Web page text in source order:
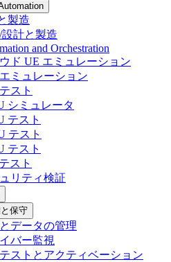
製造
設計と製造
and Orchestration
ド UE エミュレーション
ミュレーション
スト
シミュレータ
テスト
テスト
テスト
スト
リティ検証
保守
データの管理
バー監視
ストとアクティベーション